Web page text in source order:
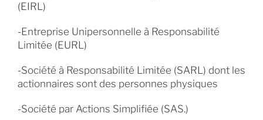
(EIRL)
-Entreprise Unipersonnelle à Responsabilité
Limitée (EURL)
-Société à Responsabilité Limitée (SARL) dont les
actionnaires sont des personnes physiques
-Société par Actions Simplifiée (SAS.)